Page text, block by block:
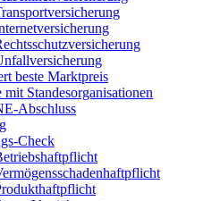
beste Marktpreis
Standesorganisationen
Abschluss
Check